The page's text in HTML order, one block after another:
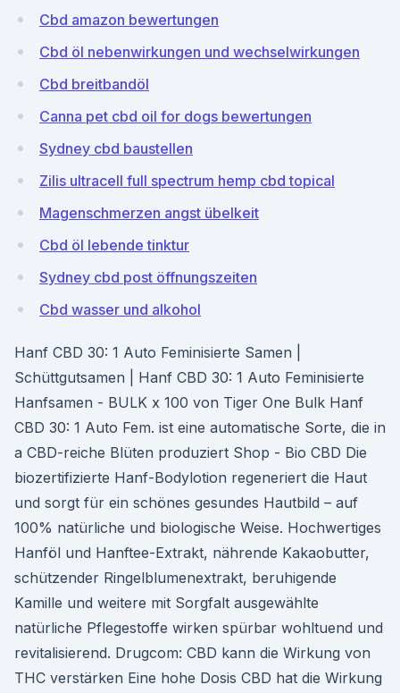
Cbd amazon bewertungen
Cbd öl nebenwirkungen und wechselwirkungen
Cbd breitbandöl
Canna pet cbd oil for dogs bewertungen
Sydney cbd baustellen
Zilis ultracell full spectrum hemp cbd topical
Magenschmerzen angst übelkeit
Cbd öl lebende tinktur
Sydney cbd post öffnungszeiten
Cbd wasser und alkohol
Hanf CBD 30: 1 Auto Feminisierte Samen |
Schüttgutsamen | Hanf CBD 30: 1 Auto Feminisierte
Hanfsamen - BULK x 100 von Tiger One Bulk Hanf
CBD 30: 1 Auto Fem. ist eine automatische Sorte, die in
a CBD-reiche Blüten produziert Shop - Bio CBD Die
biozertifizierte Hanf-Bodylotion regeneriert die Haut
und sorgt für ein schönes gesundes Hautbild – auf
100% natürliche und biologische Weise. Hochwertiges
Hanföl und Hanftee-Extrakt, nährende Kakaobutter,
schützender Ringelblumenextrakt, beruhigende
Kamille und weitere mit Sorgfalt ausgewählte
natürliche Pflegestoffe wirken spürbar wohltuend und
revitalisierend. Drugcom: CBD kann die Wirkung von
THC verstärken Eine hohe Dosis CBD hat die Wirkung